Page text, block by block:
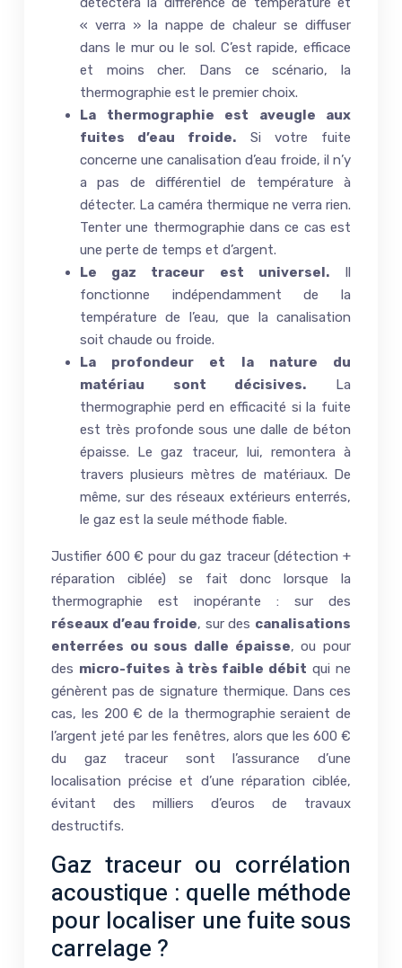
« verra » la nappe de chaleur se diffuser
dans le mur ou le sol. C’est rapide, efficace
et moins cher. Dans ce scénario, la
thermographie est le premier choix.
La thermographie est aveugle aux
fuites d’eau froide. Si votre fuite
concerne une canalisation d’eau froide, il n’y
a pas de différentiel de température à
détecter. La caméra thermique ne verra rien.
Tenter une thermographie dans ce cas est
une perte de temps et d’argent.
Le gaz traceur est universel.Il
fonctionne indépendamment de la
température de l’eau, que la canalisation
soit chaude ou froide.
La profondeur et la nature du
matériau sont décisives. La
thermographie perd en efficacité si la fuite
est très profonde sous une dalle de béton
épaisse. Le gaz traceur, lui, remontera à
travers plusieurs mètres de matériaux. De
même, sur des réseaux extérieurs enterrés,
le gaz est la seule méthode fiable.
Justifier 600 € pour du gaz traceur (détection +
réparation ciblée) se fait donc lorsque la
thermographie est inopérante : sur des
réseaux d’eau froide, sur des canalisations
enterrées ou sous dalle épaisse, ou pour
des micro-fuites à très faible débit qui ne
génèrent pas de signature thermique. Dans ces
cas, les 200 € de la thermographie seraient de
l’argent jeté par les fenêtres, alors que les 600 €
du gaz traceur sont l’assurance d’une
localisation précise et d’une réparation ciblée,
évitant des milliers d’euros de travaux
destructifs.
Gaz traceur ou corrélation
acoustique : quelle méthode
pour localiser une fuite sous
carrelage ?